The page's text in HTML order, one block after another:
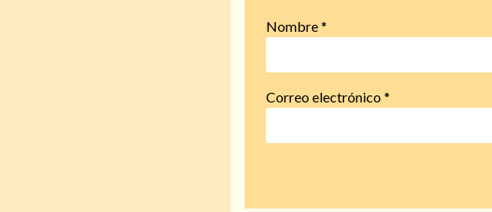
Nombre*
Correo electrónico*